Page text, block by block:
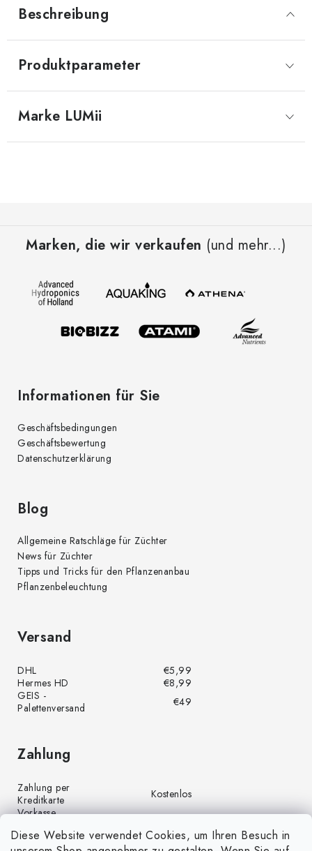
Diese Website verwendet Cookies, um Ihren Besuch in
Beschreibung
Produktparameter
Marke LUMii
Marken, die wir verkaufen (und mehr...)
Informationen für Sie
Geschäftsbedingungen
Geschäftsbewertung
Datenschutzerklärung
Blog
Allgemeine Ratschläge für Züchter
News für Züchter
Tipps und Tricks für den Pflanzenanbau
Pflanzenbeleuchtung
Versand
DHL
€5,99
Hermes HD
€8,99
GEIS -
Palettenversand
€49
Zahlung
Zahlung per
Kreditkarte
Kostenlos
Vorkasse
Zahlung per PayPal
Kostenlos